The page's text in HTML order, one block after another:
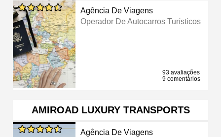
Agência De Viagens
Operador De Autocarros Turísticos
93 avaliações
9 comentários
AMIROAD LUXURY TRANSPORTS
Agência De Viagens